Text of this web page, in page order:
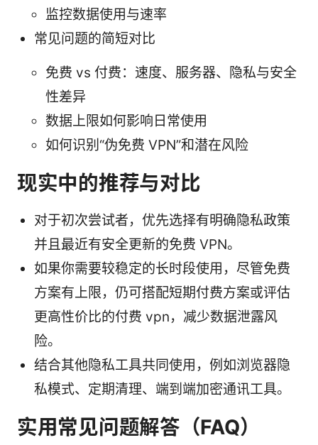
监控数据使用与速率
常见问题的简短对比
免费 vs 付费：速度、服务器、隐私与安全
性差异
数据上限如何影响日常使用
如何识别“伪免费 VPN”和潜在风险
现实中的推荐与对比
对于初次尝试者，优先选择有明确隐私政策
并且最近有安全更新的免费 VPN。
如果你需要较稳定的长时段使用，尽管免费
方案有上限，仍可搭配短期付费方案或评估
更高性价比的付费 vpn，减少数据泄露风
险。
结合其他隐私工具共同使用，例如浏览器隐
私模式、定期清理、端到端加密通讯工具。
实用常见问题解答（FAQ）